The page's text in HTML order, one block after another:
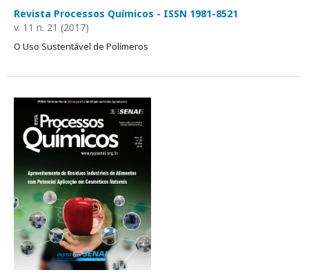
Revista Processos Químicos - ISSN 1981-8521
v. 11 n. 21 (2017)
O Uso Sustentável de Polímeros